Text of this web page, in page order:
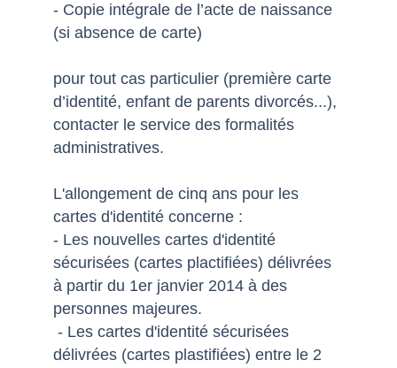
- Copie intégrale de l’acte de naissance
(si absence de carte)
pour tout cas particulier (première carte
d’identité, enfant de parents divorcés...),
contacter le service des formalités
administratives.
L'allongement de cinq ans pour les
cartes d'identité concerne :
- Les nouvelles cartes d'identité
sécurisées (cartes plactifiées) délivrées
à partir du 1er janvier 2014 à des
personnes majeures.
- Les cartes d'identité sécurisées
délivrées (cartes plastifiées) entre le 2